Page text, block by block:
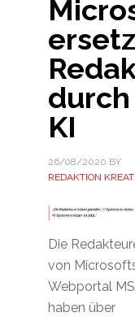
durch
KI
26/08/2020 BY
REDAKTION
Die
von
Webportal
haben über